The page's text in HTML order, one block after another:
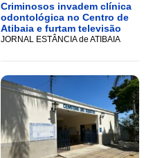
Criminosos invadem clínica
odontológica no Centro de
Atibaia e furtam televisão
JORNAL ESTÂNCIA de ATIBAIA